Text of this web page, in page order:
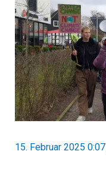
15. Februar 2025 0:07